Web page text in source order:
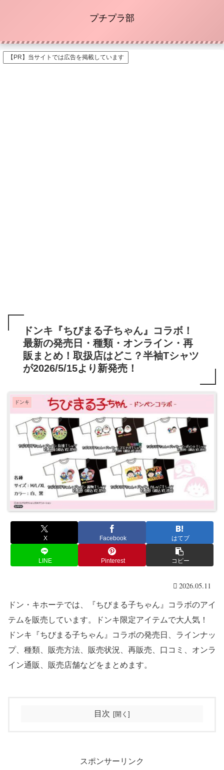
プチプラ部
【PR】当サイトでは広告を掲載しています
ドンキ『ちびまる子ちゃん』コラボ！
最新の発売日・種類・オンライン・再
販まとめ！取扱店はどこ？半袖Tシャツ
が2026/5/15より新発売！
ドンキ
X Facebook はてブ
LINE Pinterest コピー
2026.05.11
ドン・キホーテでは、『ちびまる子ちゃん』コラボのアイ
テムを販売しています。ドンキ限定アイテムで大人気！
ドンキ『ちびまる子ちゃん』コラボの発売日、ラインナッ
プ、種類、販売方法、販売状況、再販売、口コミ、オンラ
イン通販、販売店舗などをまとめます。
目次
スポンサーリンク